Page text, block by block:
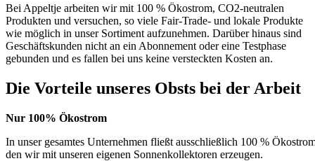
Bei Appeltje arbeiten wir mit 100 % Ökostrom, CO2-neutralen
Produkten und versuchen, so viele Fair-Trade- und lokale Produkte
wie möglich in unser Sortiment aufzunehmen. Darüber hinaus sind
Geschäftskunden nicht an ein Abonnement oder eine Testphase
gebunden und es fallen bei uns keine versteckten Kosten an.
Die Vorteile unseres Obsts bei der Arbeit
Nur 100% Ökostrom
In unser gesamtes Unternehmen fließt ausschließlich 100 %
den wir mit unseren eigenen Sonnenkollektoren erzeugen.